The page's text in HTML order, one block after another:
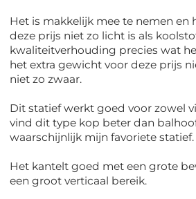
Het is makkelijk mee te nemen en
deze prijs niet zo licht is als
kwaliteitverhouding precies wat
het extra gewicht voor deze prijs
niet zo zwaar.
Dit statief werkt goed voor zowel
vind dit type kop beter dan
waarschijnlijk mijn favoriete statief.
Het kantelt goed met een grote
een groot verticaal bereik.